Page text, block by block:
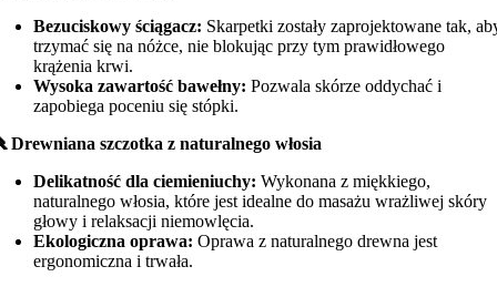
Bezuciskowy ściągacz: Skarpetki zostały zaprojektowane tak,
trzymać się na nóżce, nie blokując przy tym prawidłowego
krążenia krwi.
Wysoka zawartość bawełny: Pozwala skórze oddychać i
zapobiega poceniu się stópki.
Drewniana szczotka z naturalnego włosia
Delikatność dla ciemieniuchy: Wykonana z miękkiego,
naturalnego włosia, które jest idealne do masażu wrażliwej skóry
głowy i relaksacji niemowlęcia.
Ekologiczna oprawa: Oprawa z naturalnego drewna jest
ergonomiczna i trwała.